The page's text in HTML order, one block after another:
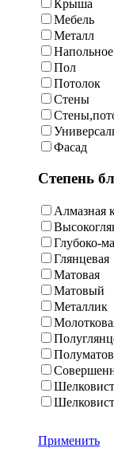
Крыша
Мебель
Металл
Пол
Потолок
Стены
Фасад
Степень
Алмазная
Глубоко-
Глянцевая
Матовая
Матовый
Металлик
Применить